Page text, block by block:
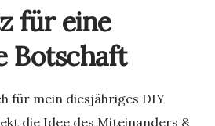
für eine
Botschaft
für mein diesjähriges DIY
die Idee des Miteinanders &